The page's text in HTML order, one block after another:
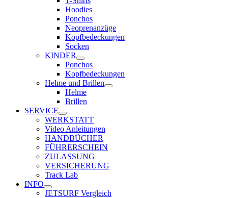
Hoodies
Ponchos
Neoprenanzüge
Kopfbedeckungen
Socken
KINDER
Ponchos
Kopfbedeckungen
Helme und Brillen
Helme
Brillen
SERVICE
WERKSTATT
Video Anleitungen
HANDBÜCHER
FÜHRERSCHEIN
ZULASSUNG
VERSICHERUNG
Track Lab
INFO
JETSURF Vergleich